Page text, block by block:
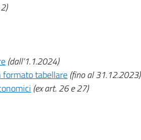
(dall’1.1.2024)
formato tabellare(fino al 31.12.2023)
(ex art. 26 e 27)